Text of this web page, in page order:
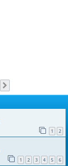
1 2
1 2 3 4 5 6